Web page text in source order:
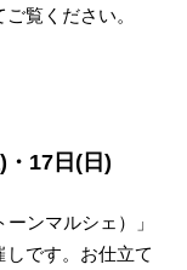
覧ください。
17日(日)
ンマルシェ）」
です。お仕立て